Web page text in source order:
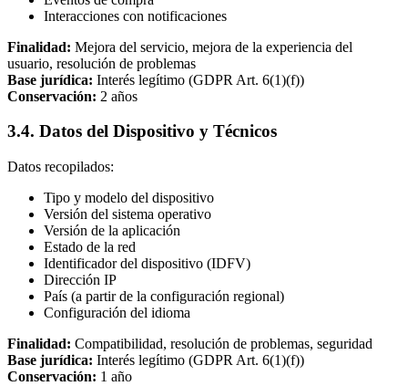
Interacciones con notificaciones
Finalidad: Mejora del servicio, mejora de la experiencia del
usuario, resolución de problemas
Base jurídica: Interés legítimo (GDPR Art. 6(1)(f))
Conservación: 2 años
3.4. Datos del Dispositivo y Técnicos
Datos recopilados:
Tipo y modelo del dispositivo
Versión del sistema operativo
Versión de la aplicación
Estado de la red
Identificador del dispositivo (IDFV)
Dirección IP
País (a partir de la configuración regional)
Configuración del idioma
Finalidad: Compatibilidad, resolución de problemas, seguridad
Base jurídica: Interés legítimo (GDPR Art. 6(1)(f))
Conservación: 1 año